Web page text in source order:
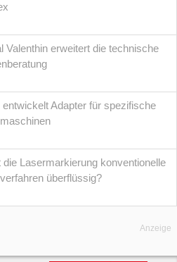
Valenthin erweitert die technische
entwickelt Adapter für spezifische
die Lasermarkierung konventionelle
überflüssig?
Anzeige